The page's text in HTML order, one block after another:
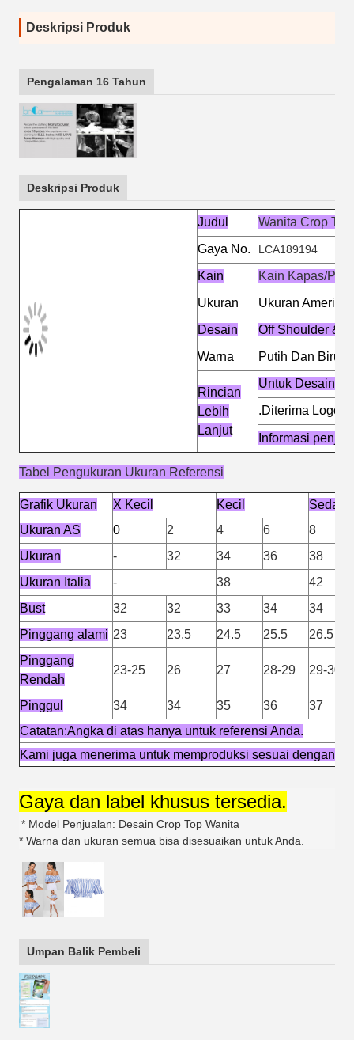
Deskripsi Produk
Pengalaman 16 Tahun
Deskripsi Produk
Judul
Wanita Crop Top
Gaya No.
LCA189194
Kain
Kain Kapas/
Ukuran
Ukuran Amerika
Desain
Off Shoulder &
Warna
Putih Dan Biru
Rincian
Lebih
Lanjut
Untuk Desain
.Diterima Logo
Informasi
Tabel Pengukuran Ukuran Referensi
Grafik Ukuran X Kecil Kecil
Sedang
Ukuran AS
0 2 4 6
8
Ukuran
- 32 34 36
38
Ukuran Italia
- 38
42
Bust
32 32 33 34
34
Pinggang alami 23 23.5 24.5 25.5
26.5
Pinggang
Rendah
23-25 26 27 28-29 29-30
Pinggul 34 34 35 36
37
Catatan:Angka di atas hanya untuk referensi Anda.
Kami juga menerima untuk memproduksi sesuai dengan
Gaya dan label khusus tersedia.
* Model Penjualan: Desain Crop Top Wanita
* Warna dan ukuran semua bisa disesuaikan untuk Anda.
Umpan Balik Pembeli